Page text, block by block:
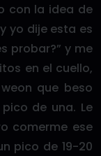
con la idea de
yo dije esta es
probar?” y me
en el cuello,
que beso
de una. Le
comerme ese
pico de 19-20